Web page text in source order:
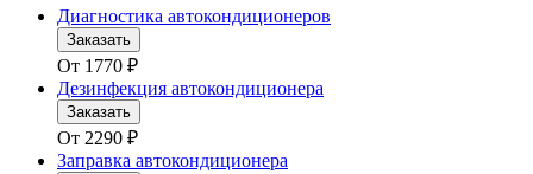
Диагностика автокондиционеров
Заказать
От 1770 ₽
Дезинфекция автокондиционера
Заказать
От 2290 ₽
Заправка автокондиционера